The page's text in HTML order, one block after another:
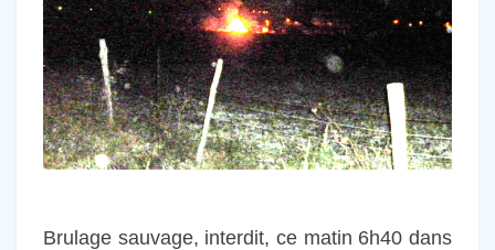
Brulage sauvage, interdit, ce matin 6h40 dans